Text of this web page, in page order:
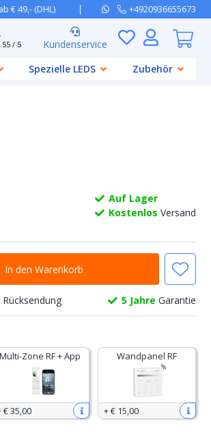
€ 49,- (DHL) +4920936655673
/ 5
Kundenservice
Spezielle LEDS Zubehör
Auf Lager
Kostenlos Versand
In den Warenkorb
Rücksendung 5 Jahre Garantie
Multi-Zone RF + App
€ 35,00
Wandpanel RF
+€ 15,00